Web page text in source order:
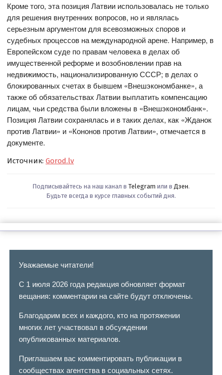
Кроме того, эта позиция Латвии использовалась не только
для решения внутренних вопросов, но и являлась
серьезным аргументом для всевозможных споров и
судебных процессов на международной арене. Например, в
Европейском суде по правам человека в делах об
имущественной реформе и возобновлении прав на
недвижимость, национализированную СССР; в делах о
блокированных счетах в бывшем «Внешэкономбанке», а
также об обязательствах Латвии выплатить компенсацию
лицам, чьи средства были вложены в «Внешэкономбанк».
Позиция Латвии сохранялась и в таких делах, как «Жданок
против Латвии» и «Кононов против Латвии», отмечается в
документе.
Источник:Gorod.lv
Подписывайтесь на наш канал в Telegram или в Дзен.
Будьте всегда в курсе главных событий дня.
Уважаемые читатели!
С 1 июля 2026 года редакция обновляет формат
вещания: комментарии на сайте будут отключены.
Благодарим всех и каждого, кто на протяжении
многих лет участвовал в обсуждении
опубликованных материалов.
Приглашаем вас комментировать публикации в
сообществах агентства в социальных сетях.